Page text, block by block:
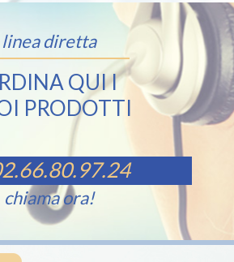
linea diretta
QUI I
PRODOTTI
chiama ora!